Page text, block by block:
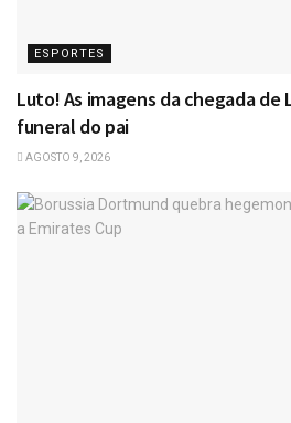
ESPORTES
Luto! As imagens da chegada de
funeral do pai
AGOSTO 9, 2026